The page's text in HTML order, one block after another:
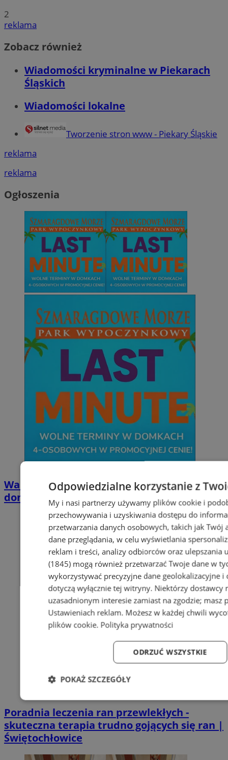
2
reklama
Zobacz również
Wiadomości kryminalne w Piekarach
Śląskich
Wiadomości lokalne
Tworzenie stron www - Piekary Śląskie
reklama
reklama
Ogłoszenia
Wakacyjny wypoczynek nad Bałtykiem w
domkach Szmaragdowe Morze
Poradnia leczenia ran przewlekłych -
skuteczna terapia trudno gojących się ran |
Świętochłowice
Odpowiedzialne korzystanie z
My i nasi partnerzy używamy plików cookie i
przechowywania i uzyskiwania dostępu do
przetwarzania danych osobowych, takich jak
dane przeglądania, w celu wyświetlania
reklam i treści, analizy odbiorców oraz ulepszania
(1845)mogą również przetwarzać Twoje dane w
wykorzystywać precyzyjne dane geolokalizacyjne
dotyczą wyłącznie tej witryny. Niektórzy dostawcy
uzasadnionym interesie zamiast na zgodzie; masz
Ustawieniach reklam. Możesz w każdej chwili
plików cookie. Polityka prywatności
ODRZUĆ WSZYSTKIE
POKAŻ SZCZEGÓŁY
Niezbędne Wydajność Targetowanie